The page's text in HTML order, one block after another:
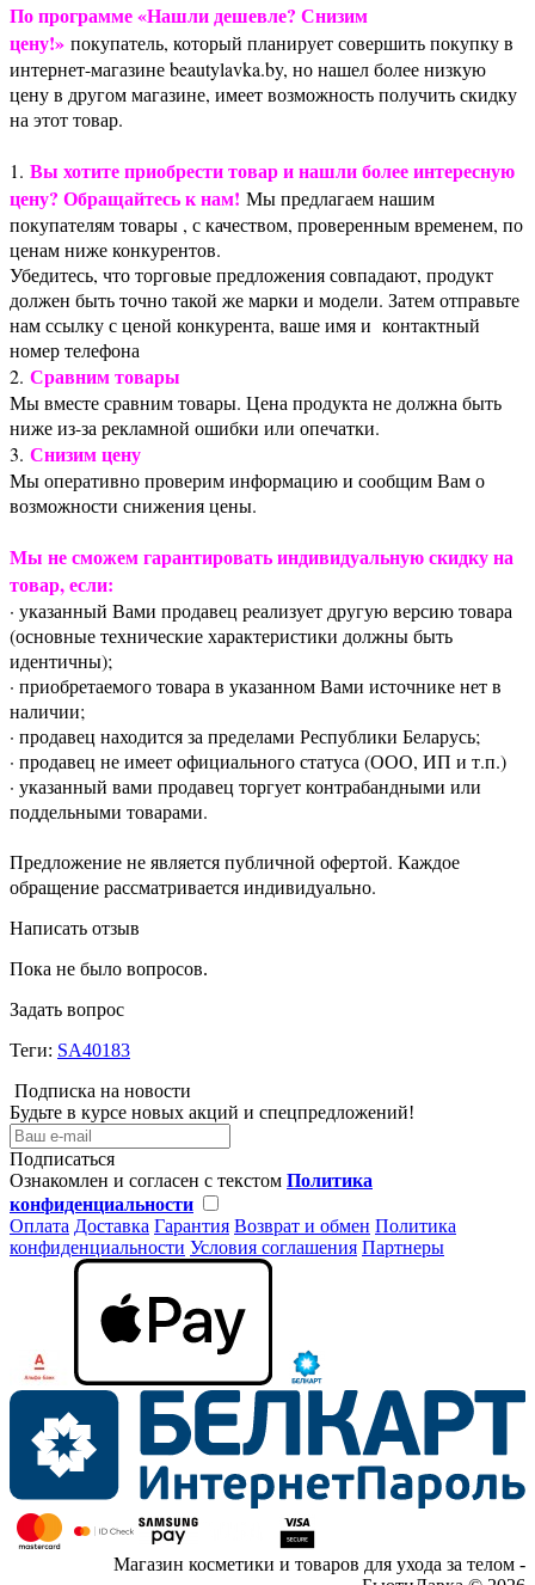
По программе «Нашли дешевле? Снизим
цену!» покупатель, который планирует совершить покупку в
интернет-магазине beautylavka.by, но нашел более низкую
цену в другом магазине, имеет возможность получить скидку
на этот товар.
1. Вы хотите приобрести товар и нашли более интересную
цену? Обращайтесь к нам! Мы предлагаем нашим
покупателям товары , с качеством, проверенным временем, по
ценам ниже конкурентов.
Убедитесь, что торговые предложения совпадают, продукт
должен быть точно такой же марки и модели. Затем отправьте
нам ссылку с ценой конкурента, ваше имя и контактный
номер телефона
2. Сравним товары
Мы вместе сравним товары. Цена продукта не должна быть
ниже из-за рекламной ошибки или опечатки.
3. Снизим цену
Мы оперативно проверим информацию и сообщим Вам о
возможности снижения цены.
Мы не сможем гарантировать индивидуальную скидку на
товар, если:
· указанный Вами продавец реализует другую версию товара
(основные технические характеристики должны быть
идентичны);
· приобретаемого товара в указанном Вами источнике нет в
наличии;
· продавец находится за пределами Республики Беларусь;
· продавец не имеет официального статуса (ООО, ИП и т.п.)
· указанный вами продавец торгует контрабандными или
поддельными товарами.
Предложение не является публичной офертой. Каждое
обращение рассматривается индивидуально.
Написать отзыв
Пока не было вопросов.
Задать вопрос
Теги: SA40183
Подписка на новости
Будьте в курсе новых акций и спецпредложений!
Подписаться
Ознакомлен и согласен с текстом Политика
конфиденциальности
Оплата Доставка Гарантия Возврат и обмен Политика
конфиденциальности Условия соглашения Партнеры
Магазин косметики и товаров для ухода за телом -